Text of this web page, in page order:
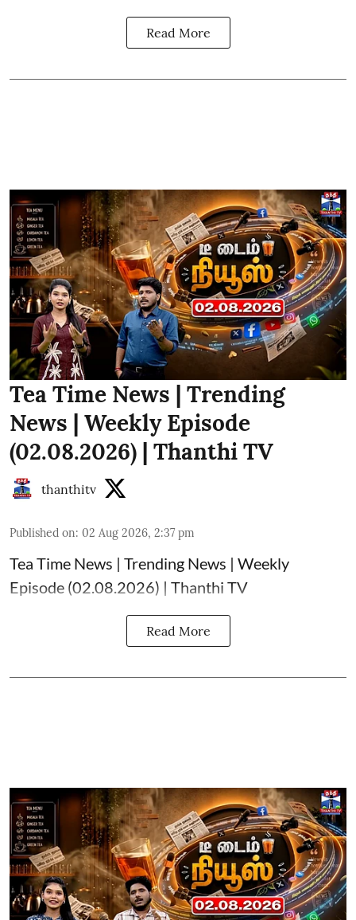
Read More
Tea Time News | Trending
News | Weekly Episode
(02.08.2026) | Thanthi TV
thanthitv
Published on: 02 Aug 2026, 2:37 pm
Tea Time News | Trending News | Weekly
Episode (02.08.2026) | Thanthi TV
Read More